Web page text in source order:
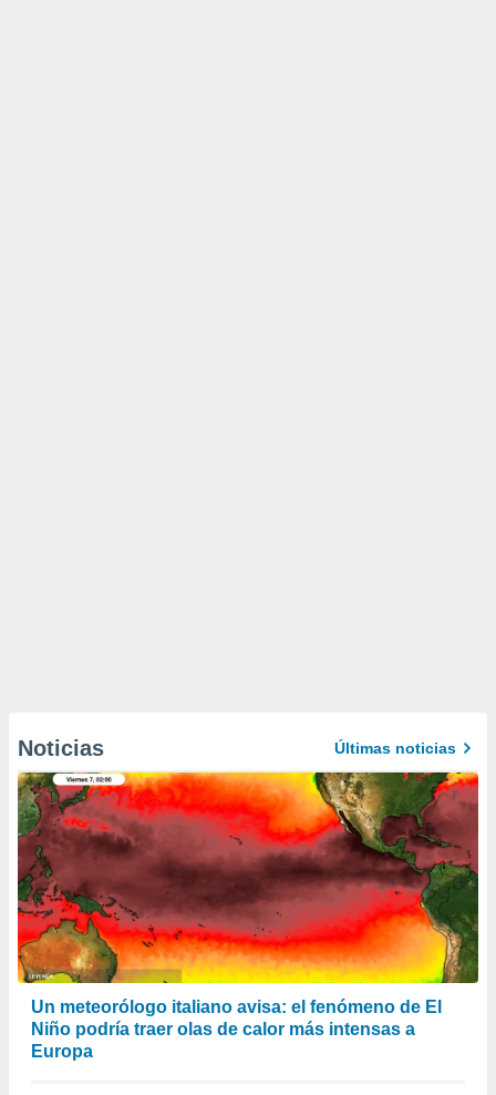
Noticias Últimas noticias
Un meteorólogo italiano avisa: el fenómeno de El
Niño podría traer olas de calor más intensas a
Europa